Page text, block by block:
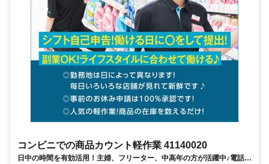
コンビニでの商品カウント軽作業 41140020
日中の時間を有効活用！主婦、フリーター、中高年の方が活躍中♪電話面